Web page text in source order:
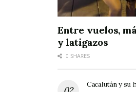
Entre vuelos,
y latigazos
0 SHARES
Cacalután y su